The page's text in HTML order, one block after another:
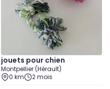
jouets pour chien
Montpellier (Hérault)
0 km
2 mois